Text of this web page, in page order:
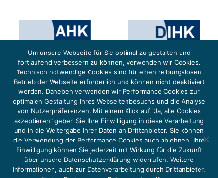
Das Projekt YOUNG ENERGY EUROPE wird gefördert durch die Europäische Klimaschutzinitiative (EUKI).
Die EUKI ist ein Förderinstrument des deutschen Bundesministeriums für Umwelt, Klimaschutz,
Naturschutz und nukleare Sicherheit (BMUKN). Übergeordnetes Ziel der EUKI ist eine Intensivierung des
grenzüberschreitenden Dialogs sowie des Wissens- und Erfahrungsaustauschs in der Europäischen Union,
um gemeinsam die Umsetzung des Paris Abkommens voranzutreiben.
Um unsere Webseite für Sie optimal zu gestalten und
fortlaufend verbessern zu können, verwenden wir Cookies.
Technisch notwendige Cookies sind für einen reibungslosen
Betrieb der Webseite erforderlich und können nicht deaktiviert
werden. Daneben verwenden wir Performance Cookies zur
optimalen Gestaltung Ihres Webseitenbesuchs und die Analyse
von Nutzerpräferenzen. Mit einem Klick auf "Ja, alle Cookies
akzeptieren" geben Sie Ihre Einwilligung in diese Verarbeitung
und in die Weitergabe Ihrer Daten an Drittanbieter. Sie können
die Verwendung der Performance Cookies auch ablehnen. Ihre
Einwilligung können Sie jederzeit mit Wirkung für die Zukunft
über unsere Datenschutzerklärung widerrufen. Weitere
Informationen, auch zur Datenverarbeitung durch Drittanbieter,